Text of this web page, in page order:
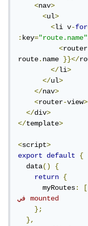
<nav>
<ul>
<li v-
:key=
<
route.name }}</
</li>
</ul>
</nav>
<router-view
</div>
</template>
<script>
export
default
{
  data
()
{
return
{
      myRoutes
:
في mounted
};
},